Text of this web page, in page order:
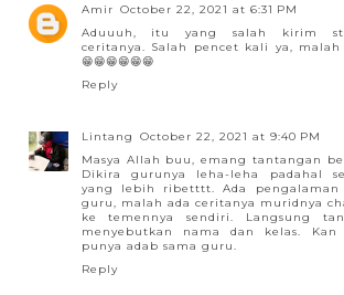
Amir October 22, 2021 at 6:31 PM
Aduuuh, itu yang salah kirim
ceritanya. Salah pencet kali ya,
😁😁😁😁😁😁
Reply
Lintang
October 22, 2021 at 9:40 PM
Masya Allah buu, emang tantangan
Dikira gurunya leha-leha padahal
yang lebih ribetttt. Ada pengalaman
guru, malah ada ceritanya muridnya
ke temennya sendiri. Langsung
menyebutkan nama dan kelas.
punya adab sama guru.
Reply